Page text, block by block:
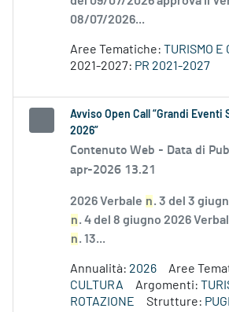
08/07/2026...
Aree Tematiche: TURISMO E
2021-2027: PR 2021-2027
Avviso Open Call “Grandi Eventi
2026”
Contenuto Web - Data di
apr-2026 13.21
2026 Verbale n. 3 del 3
n. 4 del 8 giugno 2026
n. 13...
Annualità: 2026 Aree
CULTURA
Argomenti:
ROTAZIONE
Strutture: